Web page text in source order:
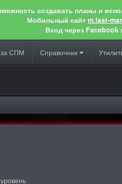
создавать планы и
Мобильный сайт m.last-
Вход через Facebook
СПМ Справочник